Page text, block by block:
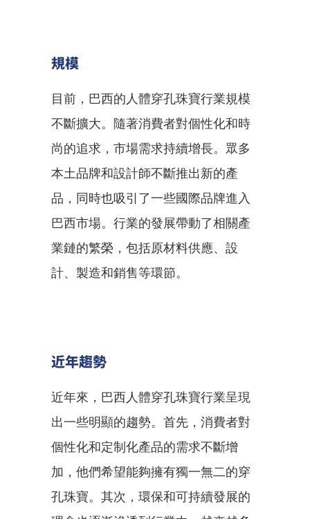
規模
目前，巴西的人體穿孔珠寶行業規模
不斷擴大。隨著消費者對個性化和時
尚的追求，市場需求持續增長。眾多
本土品牌和設計師不斷推出新的產
品，同時也吸引了一些國際品牌進入
巴西市場。行業的發展帶動了相關產
業鏈的繁榮，包括原材料供應、設
計、製造和銷售等環節。
近年趨勢
近年來，巴西人體穿孔珠寶行業呈現
出一些明顯的趨勢。首先，消費者對
個性化和定制化產品的需求不斷增
加，他們希望能夠擁有獨一無二的穿
孔珠寶。其次，環保和可持續發展的